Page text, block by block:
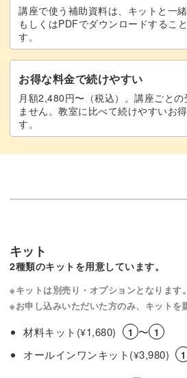
講座で使う補助資料は、キットと一緒
もしくはPDFでダウンロードするこ
す。
お得な料金で続けやすい
月額2,480円〜（税込）。講座ごとの
ません。教室に比べて続けやすいお
す。
キット
2種類のキットを用意しています。
※キットは別売り・オプションとなります。
※お申し込みいただいた方のみ、キットを
材料キット(¥1,680) 1 〜 1
オールインワンキット(¥3,980) 1